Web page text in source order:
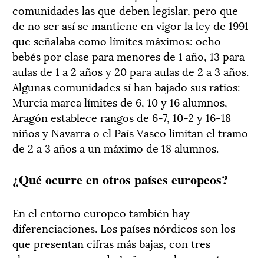
comunidades las que deben legislar, pero que
de no ser así se mantiene en vigor la ley de 1991
que señalaba como límites máximos: ocho
bebés por clase para menores de 1 año, 13 para
aulas de 1 a 2 años y 20 para aulas de 2 a 3 años.
Algunas comunidades sí han bajado sus ratios:
Murcia marca límites de 6, 10 y 16 alumnos,
Aragón establece rangos de 6-7, 10-2 y 16-18
niños y Navarra o el País Vasco limitan el tramo
de 2 a 3 años a un máximo de 18 alumnos.
¿Qué ocurre en otros países europeos?
En el entorno europeo también hay
diferenciaciones. Los países nórdicos son los
que presentan cifras más bajas, con tres